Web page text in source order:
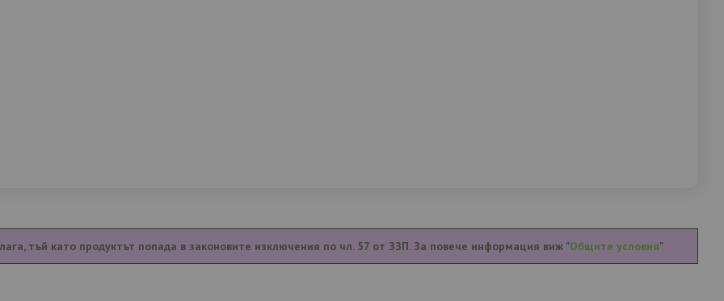
тъй като продуктът попада в законовите изключения по чл. 57 от ЗЗП. За повече информация виж "Общите условия"